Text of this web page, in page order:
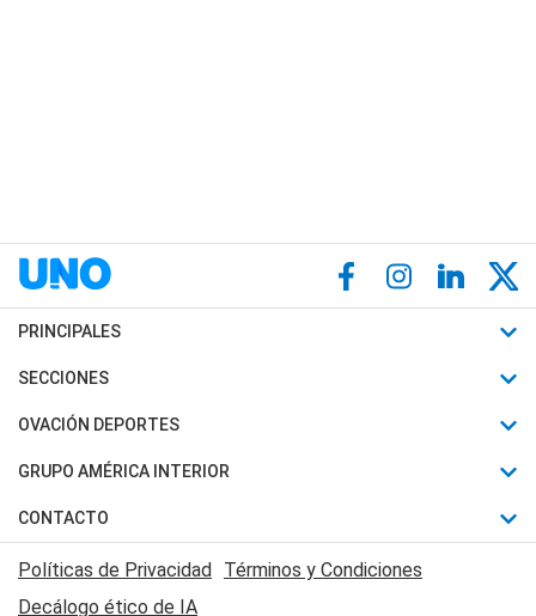
PRINCIPALES
Últimas Noticias
Política
Judiciales
Economia
SECCIONES
Horóscopo
Motores
Trucos caseros
Series y Películas
OVACIÓN DEPORTES
Fútbol
Mundial
Automovilismo
Rugby
GRUPO AMÉRICA INTERIOR
Canal 7 en Vivo
CONTACTO
Acerca de Nosotros
Contactanos
Políticas de Privacidad Términos y Condiciones
Decálogo ético de IA